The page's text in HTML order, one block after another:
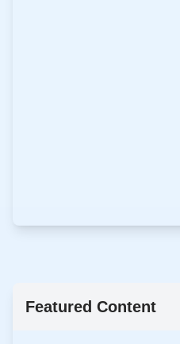
Featured Content